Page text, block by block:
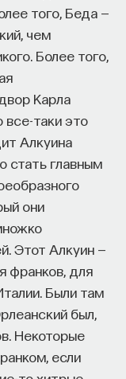
того, Беда —
чем
Более того,
Карла
все-таки это
Алкуина
стать главным
они
Этот Алкуин —
франков, для
Были там
был,
Некоторые
если